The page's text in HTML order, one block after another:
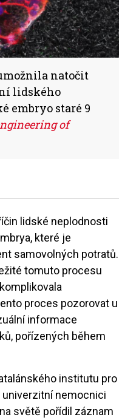
natočit
lidského
embryo staré 9
of
lidské neplodnosti
které je
samovolných potratů.
tomuto procesu
proces pozorovat u
informace
pořízených během
institutu pro
nemocnici
světě pořídil záznam